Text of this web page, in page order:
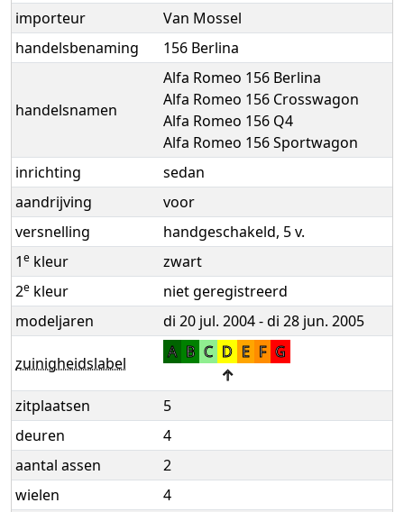
importeur
Van Mossel
handelsbenaming
156 Berlina
handelsnamen
Alfa Romeo 156 Berlina
Alfa Romeo 156 Crosswagon
Alfa Romeo 156 Q4
Alfa Romeo 156 Sportwagon
inrichting
sedan
aandrijving
voor
versnelling
handgeschakeld, 5 v.
1e kleur
zwart
2e kleur
niet geregistreerd
modeljaren
di 20 jul. 2004 - di 28 jun. 2005
zuinigheidslabel
A B C D E F G
↑
zitplaatsen
5
deuren
4
aantal assen
2
wielen
4